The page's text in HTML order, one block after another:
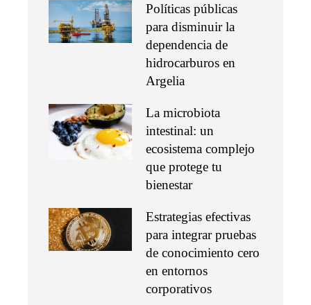
Políticas públicas
para disminuir la
dependencia de
hidrocarburos en
Argelia
La microbiota
intestinal: un
ecosistema complejo
que protege tu
bienestar
Estrategias efectivas
para integrar pruebas
de conocimiento cero
en entornos
corporativos